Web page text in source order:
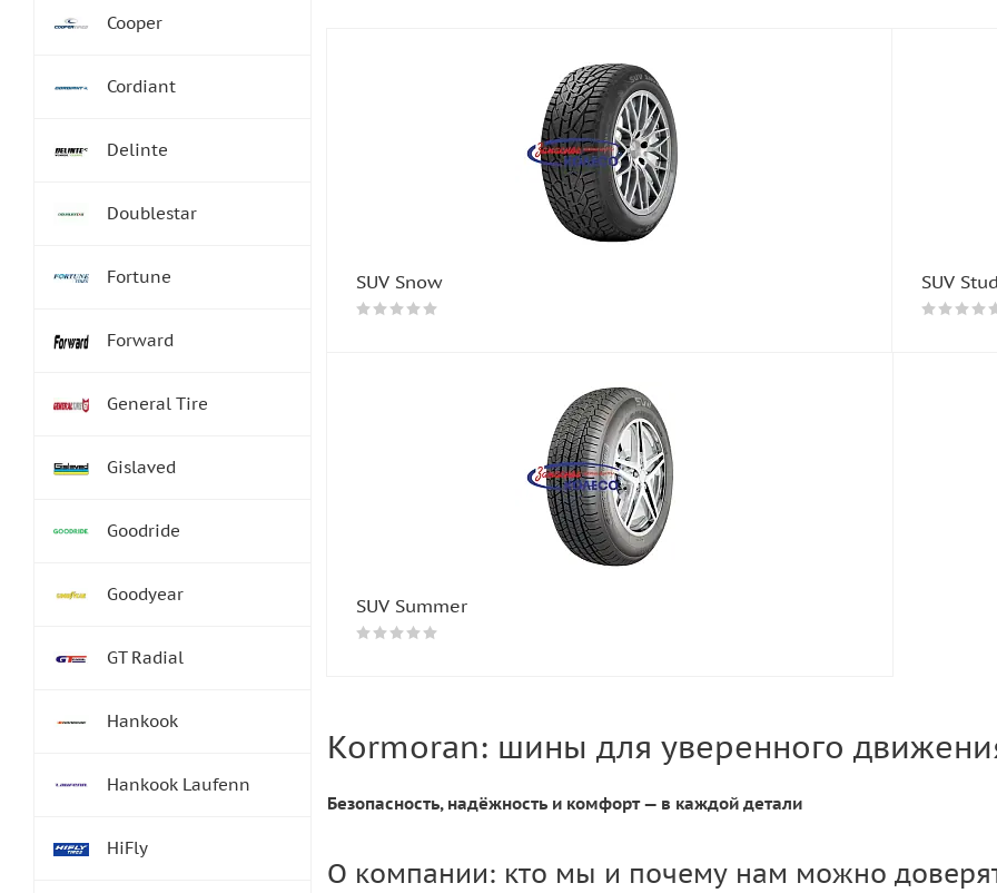
SUV Snow SUV
SUV Summer
Kormoran: шины для уверенного
Безопасность, надёжность и комфорт — в каждой детали
О компании: кто мы и почему нам можно
Cooper
Cordiant
Delinte
Doublestar
Fortune
Forward
General Tire
Gislaved
Goodride
Goodyear
GT Radial
Hankook
Hankook Laufenn
HiFly